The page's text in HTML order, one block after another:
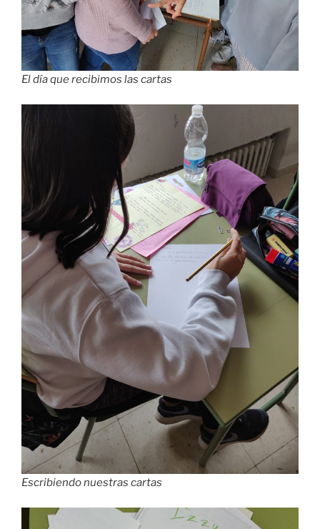
El día que recibimos las cartas
Escribiendo nuestras cartas